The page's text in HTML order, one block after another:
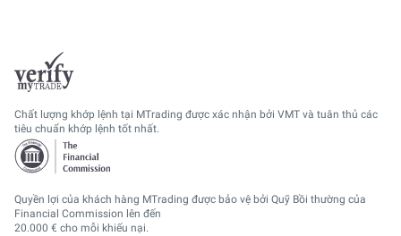
Chất lượng khớp lệnh tại MTrading được xác nhận bởi VMT và tuân thủ các
tiêu chuẩn khớp lệnh tốt nhất.
Quyền lợi của khách hàng MTrading được bảo vệ bởi Quỹ Bồi thường của
Financial Commission lên đến
20.000 € cho mỗi khiếu nại.